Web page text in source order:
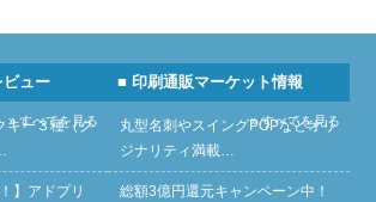
ュー
» すべてを見る
キー３種（ク
】アドプリ
■ 印刷通販マーケット情報
» すべてを見る
丸型名刺やスイングPOPなどオリ
ジナリティ満載…
総額3億円還元キャンペーン中！